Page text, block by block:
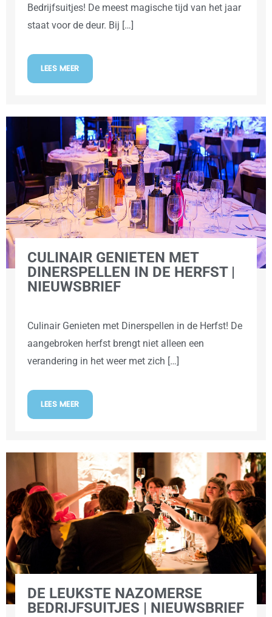
Bedrijfsuitjes! De meest magische tijd van het jaar
staat voor de deur. Bij […]
LEES MEER
CULINAIR GENIETEN MET
DINERSPELLEN IN DE HERFST |
NIEUWSBRIEF
Culinair Genieten met Dinerspellen in de Herfst! De
aangebroken herfst brengt niet alleen een
verandering in het weer met zich […]
LEES MEER
DE LEUKSTE NAZOMERSE
BEDRIJFSUITJES | NIEUWSBRIEF